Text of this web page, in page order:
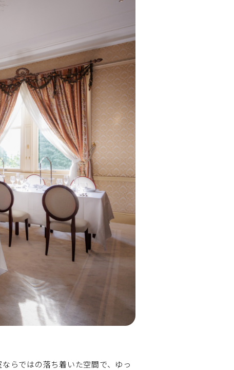
らではの落ち着いた空間で、ゆっ